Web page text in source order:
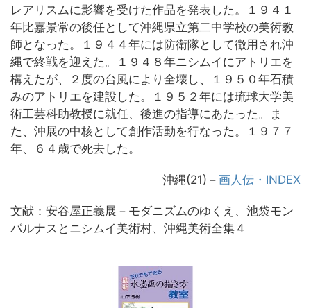
レアリスムに影響を受けた作品を発表した。１９４１
年比嘉景常の後任として沖縄県立第二中学校の美術教
師となった。１９４４年には防衛隊として徴用され沖
縄で終戦を迎えた。１９４８年ニシムイにアトリエを
構えたが、２度の台風により全壊し、１９５０年石積
みのアトリエを建設した。１９５２年には琉球大学美
術工芸科助教授に就任、後進の指導にあたった。ま
た、沖展の中核として創作活動を行なった。１９７７
年、６４歳で死去した。
沖縄(21)－ 画人伝・INDEX
文献：安谷屋正義展－モダニズムのゆくえ、池袋モン
パルナスとニシムイ美術村、沖縄美術全集４